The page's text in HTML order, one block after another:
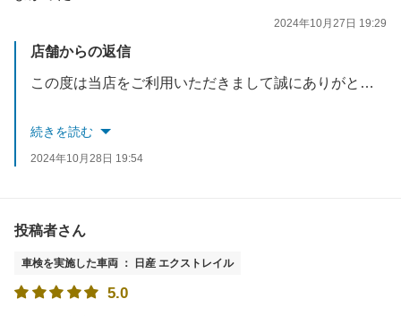
2024年10月27日 19:29
店舗からの返信
この度は当店をご利用いただきまして誠にありがとうございました。
次回車検もスタッフ一同心よりお待ちしております。
続きを読む
2024年10月28日 19:54
投稿者さん
車検を実施した車両 ： 日産 エクストレイル
5.0